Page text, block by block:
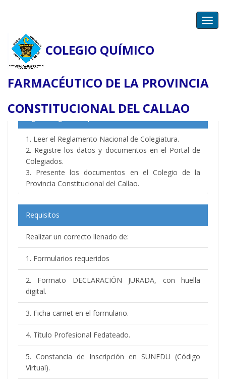
COLEGIO QUÍMICO
FARMACÉUTICO DE LA PROVINCIA
CONSTITUCIONAL DEL CALLAO
1. Leer el Reglamento Nacional de Colegiatura.
2. Registre los datos y documentos en el Portal de
Colegiados.
3. Presente los documentos en el Colegio de la
Provincia Constitucional del Callao.
Requisitos
Realizar un correcto llenado de:
1. Formularios requeridos
2. Formato DECLARACIÓN JURADA, con huella
digital.
3. Ficha carnet en el formulario.
4. Título Profesional Fedateado.
5. Constancia de Inscripción en SUNEDU (Código
Virtual).